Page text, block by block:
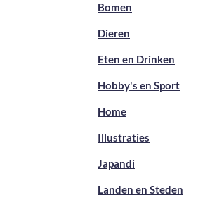
Bomen
Dieren
Eten en Drinken
Hobby's en Sport
Home
Illustraties
Japandi
Landen en Steden